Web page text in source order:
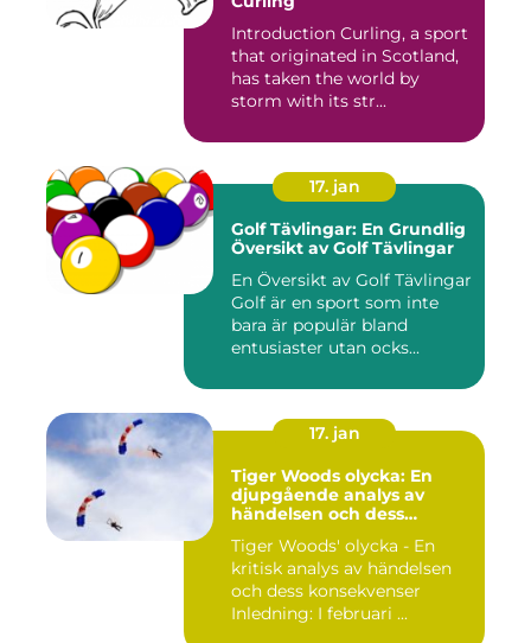
Introduction Curling, a sport
that originated in Scotland,
has taken the world by
storm with its str...
17. jan
Golf Tävlingar: En Grundlig
Översikt av Golf Tävlingar
En Översikt av Golf Tävlingar
Golf är en sport som inte
bara är populär bland
entusiaster utan ocks...
17. jan
Tiger Woods olycka: En
djupgående analys av
händelsen och dess
Tiger Woods' olycka - En
kritisk analys av händelsen
och dess konsekvenser
Inledning: I februari ...